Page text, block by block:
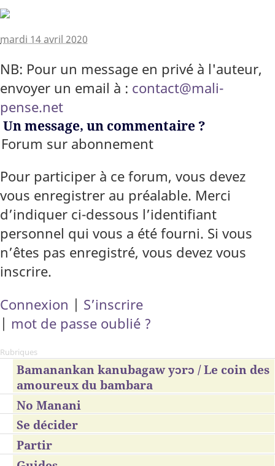
mardi 14 avril 2020
NB: Pour un message en privé à l'auteur,
envoyer un email à : contact@mali-
pense.net
Un message, un commentaire ?
Forum sur abonnement
Pour participer à ce forum, vous devez
vous enregistrer au préalable. Merci
d’indiquer ci-dessous l’identifiant
personnel qui vous a été fourni. Si vous
n’êtes pas enregistré, vous devez vous
inscrire.
Connexion | S’inscrire
| mot de passe oublié ?
Rubriques
Bamanankan kanubagaw yɔrɔ / Le coin des
amoureux du bambara
No Manani
Se décider
Partir